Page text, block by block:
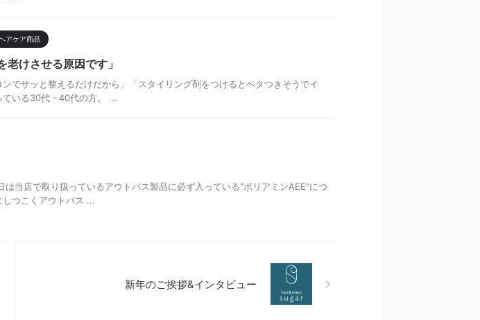
アケア商品
老けさせる原因です」
でサッと整えるだけだから」「スタイリング剤をつけるとベタつきそうでイ
ている30代・40代の方、 ...
当店で取り扱っているアウトバス製品に必ず入っている"ポリアミンAEE"につ
つこくアウトバス ...
新年のご挨拶&インタビュー